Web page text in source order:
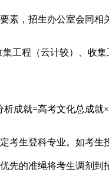
，招生办公室会同相
程（云计较）、收
就=高考文化总成就
生登科专业。如考生
的准绳将考生调剂到